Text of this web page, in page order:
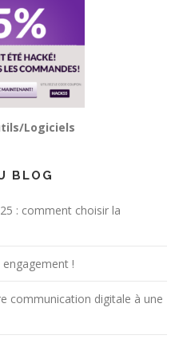
Logiciels
BLOG
: comment choisir la
!
communication digitale à une